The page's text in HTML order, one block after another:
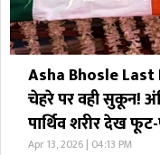
Asha Bhosle Last
चेहरे पर वही सुकून!
पार्थिव शरीर देख
Apr 13, 2026 | 04:13 PM